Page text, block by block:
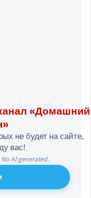
«Домашний
не будет на сайте,
вас!
AI generated.